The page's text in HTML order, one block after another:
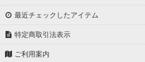
最近チェックしたアイテム
特定商取引法表示
ご利用案内